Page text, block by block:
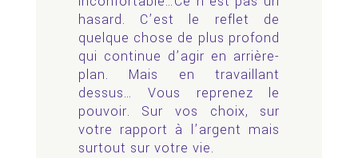
hasard. C’est le reflet de
quelque chose de plus profond
qui continue d’agir en arrière-
plan. Mais en travaillant
dessus… Vous reprenez le
pouvoir. Sur vos choix, sur
votre rapport à l’argent mais
surtout sur votre vie.